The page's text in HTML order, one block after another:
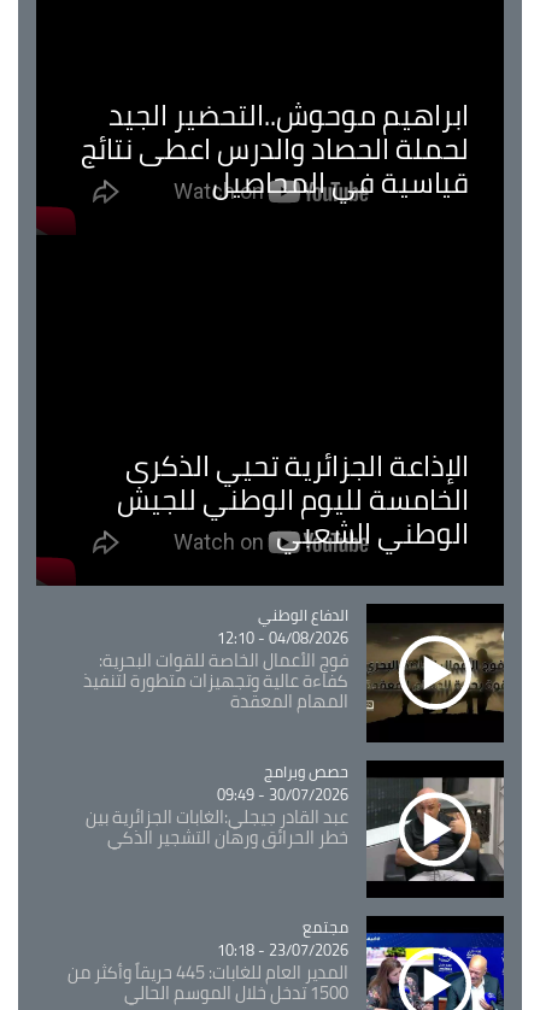
ابراهيم موحوش..التحضير الجيد
لحملة الحصاد والدرس اعطى نتائج
قياسية في المحاصيل
الإذاعة الجزائرية تحيي الذكرى
الخامسة لليوم الوطني للجيش
الوطني الشعبي
Catégorie
الدفاع الوطني
04/08/2026 - 12:10
فوج الأعمال الخاصة للقوات البحرية:
كفاءة عالية وتجهيزات متطورة لتنفيذ
المهام المعقدة
Catégorie
حصص وبرامج
30/07/2026 - 09:49
عبد القادر جيجلي:الغابات الجزائرية بين
خطر الحرائق ورهان التشجير الذكي
Catégorie
مجتمع
23/07/2026 - 10:18
المدير العام للغابات: 445 حريقاً وأكثر من
1500 تدخل خلال الموسم الحالي